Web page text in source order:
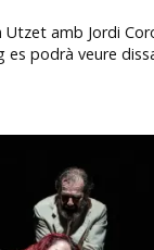
amb Jordi
podrà veure